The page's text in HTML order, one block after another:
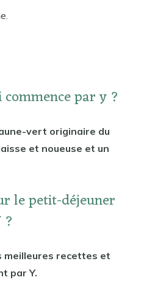
par y ?
vert originaire du
et noueuse et un
le petit-déjeuner
meilleures recettes et
par Y.